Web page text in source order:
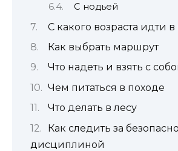
С нодьей
С какого возраста идти в
Как выбрать маршрут
Что надеть и взять с
Чем питаться в походе
Что делать в лесу
Как следить за
дисциплиной